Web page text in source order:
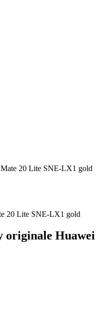
20 Lite SNE-LX1 gold
originale